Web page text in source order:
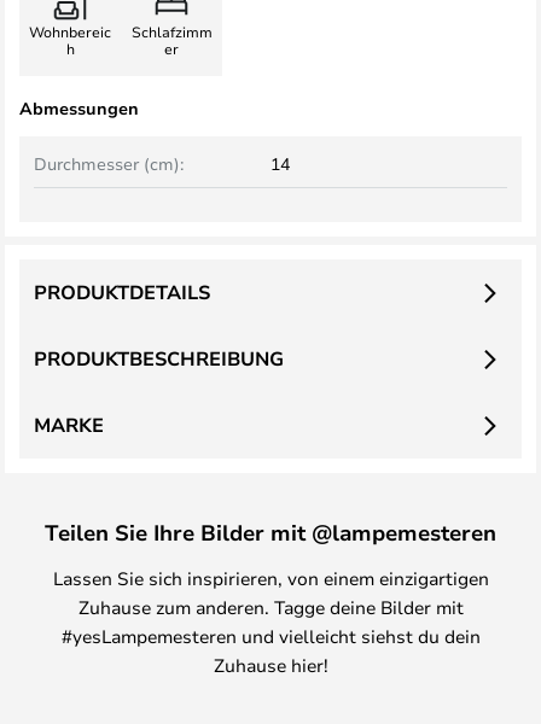
Wohnbereic
h
Schlafzimm
er
Abmessungen
Durchmesser (cm): 14
PRODUKTBESCHREIBUNG
PRODUKTDETAILS
MARKE
Teilen Sie Ihre Bilder mit @lampemesteren
Lassen Sie sich inspirieren, von einem einzigartigen
Zuhause zum anderen. Tagge deine Bilder mit
#yesLampemesteren und vielleicht siehst du dein
Zuhause hier!